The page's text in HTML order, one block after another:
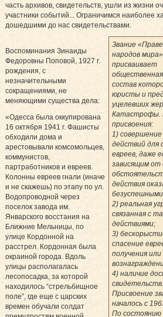
часть архивов, свидетельств, ушли из жизни
участники событий... Ограничимся наиболее
дошедшими до нас свидетельствами.
Звание
народов мира»
присваивает
общественная
состав
юристы и
уцелевших
Катастрофы.
присвоения:
1)
действий для
евреев, даже
зависящим от
действия
2) реальная
связанная с
действиями;
3)
спасение
получения
4) наличие
свидетельств.
Присвоение
началось с
По состоянию
Воспоминания Зинаиды
Федоровны Поповой, 1927 г.
рождения, с
незначительными
сокращениями, не
меняющими существа дела:
«Одесса была оккупирована
16 октября 1941 г. Фашисты
обходили дома и
арестовывали комсомольцев,
коммунистов,
партработников и евреев.
Колонны евреев гнали (иначе
и не скажешь) по этапу по ул.
Водопроводной через
поселок завода им.
Январского восстания на
Ближние Мельницы, по
улице Кордонной на
расстрел. Кордонная была
окраиной города. Вдоль
улицы располагалась
лесопосадка, за которой
находилось “стрельбищное
поле”, где еще с цар­ских
времен обучали солдат